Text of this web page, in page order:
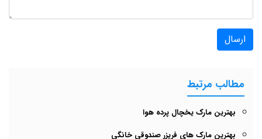
ارسال
مطالب مرتبط
بهترین مارک یخچال پرده هوا
بهترین مارک های فریزر صندوقی خانگی